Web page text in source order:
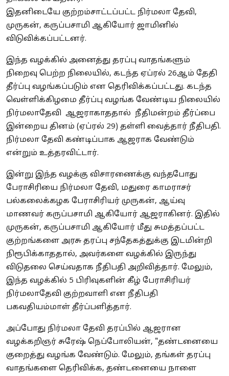
இதனிடையே குற்றம்சாட்டப்பட்ட நிர்மலா தேவி,
முருகன், கருப்பசாமி ஆகியோர் ஜாமினில்
விடுவிக்கப்பட்டனர்.
இந்த வழக்கில் அனைத்து தரப்பு வாதங்களும்
நிறைவு பெற்ற நிலையில், கடந்த ஏப்ரல் 26ஆம் தேதி
தீர்ப்பு வழங்கப்படும் என தெரிவிக்கப்பட்டது. கடந்த
வெள்ளிக்கிழமை தீர்ப்பு வழங்க வேண்டிய நிலையில்
நிர்மலாதேவி ஆஜராகாததால் நீதிமன்றம் தீர்ப்பை
இன்றைய தினம் (ஏப்ரல் 29) தள்ளி வைத்தார் நீதிபதி.
நிர்மலா தேவி கண்டிப்பாக ஆஜராக வேண்டும்
என்றும் உத்தரவிட்டார்.
இன்று இந்த வழக்கு விசாரணைக்கு வந்தபோது
பேராசிரியை நிர்மலா தேவி, மதுரை காமராசர்
பல்கலைக்கழக பேராசிரியர் முருகன், ஆய்வு
மாணவர் கருப்பசாமி ஆகியோர் ஆஜராகினர். இதில்
முருகன், கருப்பசாமி ஆகியோர் மீது சுமத்தப்பட்ட
குற்றங்களை அரசு தரப்பு சந்தேகத்துக்கு இடமின்றி
நிரூபிக்காததால், அவர்களை வழக்கில் இருந்து
விடுதலை செய்வதாக நீதிபதி அறிவித்தார். மேலும்,
இந்த வழக்கில் 5 பிரிவுகளின் கீழ் பேராசிரியர்
நிர்மலாதேவி குற்றவாளி என நீதிபதி
பகவதியம்மாள் தீர்ப்பளித்தார்.
அப்போது நிர்மலா தேவி தரப்பில் ஆஜரான
வழக்கறிஞர் சுரேஷ் நெப்போலியன், "தண்டனையை
குறைத்து வழங்க வேண்டும். மேலும், தங்கள் தரப்பு
வாதங்களை தெரிவிக்க, தண்டனையை நாளை